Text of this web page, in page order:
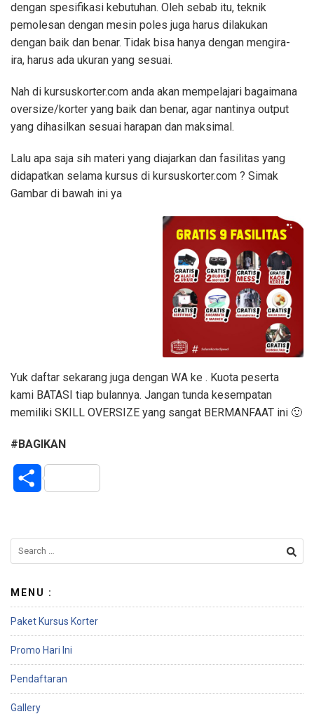
dengan spesifikasi kebutuhan. Oleh sebab itu, teknik
pemolesan dengan mesin poles juga harus dilakukan
dengan baik dan benar. Tidak bisa hanya dengan mengira-
ira, harus ada ukuran yang sesuai.
Nah di kursuskorter.com anda akan mempelajari bagaimana
oversize/korter yang baik dan benar, agar nantinya output
yang dihasilkan sesuai harapan dan maksimal.
Lalu apa saja sih materi yang diajarkan dan fasilitas yang
didapatkan selama kursus di kursuskorter.com ? Simak
Gambar di bawah ini ya
Yuk daftar sekarang juga dengan WA ke . Kuota peserta
kami BATASI tiap bulannya. Jangan tunda kesempatan
memiliki SKILL OVERSIZE yang sangat BERMANFAAT ini 🙂
#BAGIKAN
S
r
e
MENU :
Paket Kursus Korter
Promo Hari Ini
Pendaftaran
Gallery